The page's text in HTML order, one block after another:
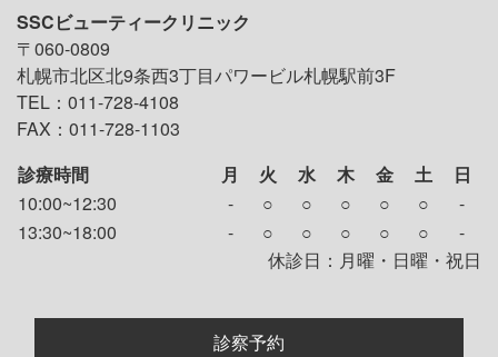
SSCビューティークリニック
〒060-0809
札幌市北区北9条西3丁目パワービル札幌駅前3F
TEL：011-728-4108
FAX：011-728-1103
診療時間
月 火 水 木 金 土
日
10:00~12:30
- ○ ○ ○ ○ ○
-
13:30~18:00
- ○ ○ ○ ○ ○
-
休診日：月曜・日曜・祝日
診察予約